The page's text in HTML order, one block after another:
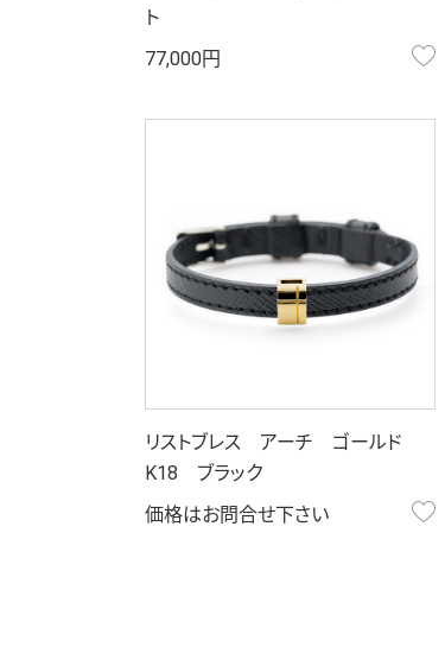
ト
77,000円
リストブレス アーチ ゴールド
K18 ブラック
価格はお問合せ下さい